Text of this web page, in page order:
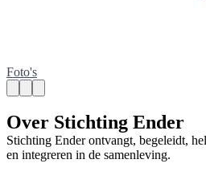
Foto's
Over Stichting Ender
Stichting Ender ontvangt, begeleidt,
en integreren in de samenleving.